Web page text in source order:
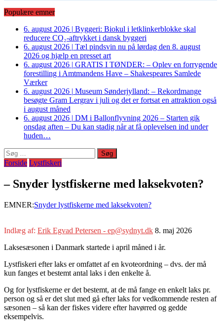
Populære emner
6. august 2026 | Byggeri: Biokul i letklinkerblokke skal
reducere CO₂-aftrykket i dansk byggeri
6. august 2026 | Tæl pindsvin nu på lørdag den 8. august
2026 og hjælp en presset art
6. august 2026 | GRATIS I TØNDER: – Oplev en forrygende
forestilling i Amtmandens Have – Shakespeares Samlede
Værker
6. august 2026 | Museum Sønderjylland: – Rekordmange
besøgte Gram Lergrav i juli og det er fortsat en attraktion også
i august måned
6. august 2026 | DM i Ballonflyvning 2026 – Starten gik
onsdag aften – Du kan stadig når at få oplevelsen ind under
huden…
Søg
efter:
Forside Lystfiskeri
– Snyder lystfiskerne med laksekvoten?
EMNER:Snyder lystfiskerne med laksekvoten?
Indlæg af: Erik Egvad Petersen - ep@sydnyt.dk 8. maj 2026
Laksesæsonen i Danmark startede i april måned i år.
Lystfiskeri efter laks er omfattet af en kvoteordning – dvs. der må
kun fanges et bestemt antal laks i den enkelte å.
Og for lystfiskerne er det bestemt, at de må fange en enkelt laks pr.
person og så er det slut med gå efter laks for vedkommende resten af
sæsonen – så kan der fiskes videre efter havørred og gedde
eksempelvis.